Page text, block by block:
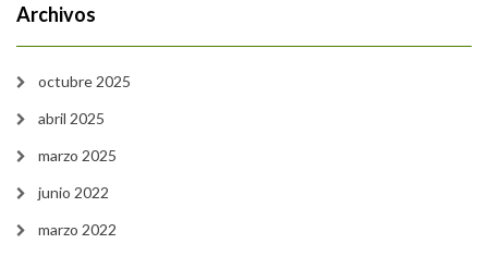
Archivos
octubre 2025
abril 2025
marzo 2025
junio 2022
marzo 2022